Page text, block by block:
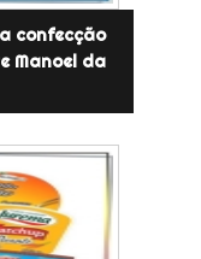
confecção
Manoel da